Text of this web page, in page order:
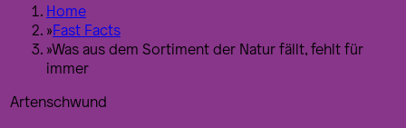
Home
»Fast Facts
»Was aus dem Sortiment der Natur fällt, fehlt für
immer
Artenschwund